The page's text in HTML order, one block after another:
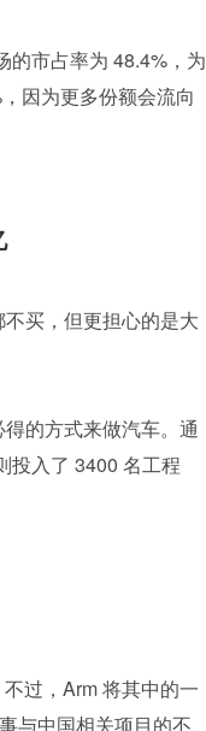
的市占率为 48.4%，为
因为更多份额会流向
买，但更担心的是大
的方式来做汽车。通
投入了 3400 名工程
过，Arm 将其中的一
与中国相关项目的不